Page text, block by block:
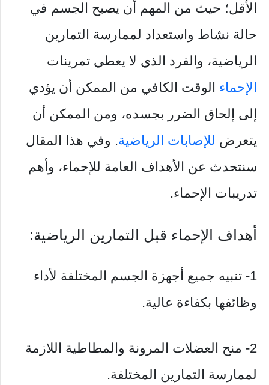
الأقل؛ حيث من المهم أن يصبح الجسم في
حالة نشاط واستعداد لممارسة التمارين
الرياضية، والفرد الذي لا يعطي تمرينات
الإحماء الوقت الكافي من الممكن أن يؤدي
إلى إلحاق الضرر بجسده، ومن الممكن أن
يتعرض للإصابات الرياضية. وفي هذا المقال
سنتحدث عن الأهداف العامة للإحماء، وأهم
تدريبات الإحماء.
أهداف الإحماء قبل التمارين الرياضية:
1- تنبيه جميع أجهزة الجسم المختلفة لأداء
وظائفها بكفاءة عالية.
2- منح العضلات المرونة والمطاطية اللازمة
لممارسة التمارين المختلفة.